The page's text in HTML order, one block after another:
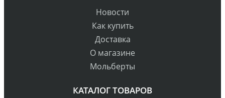
Новости
Как купить
Доставка
О магазине
Мольберты
КАТАЛОГ ТОВАРОВ